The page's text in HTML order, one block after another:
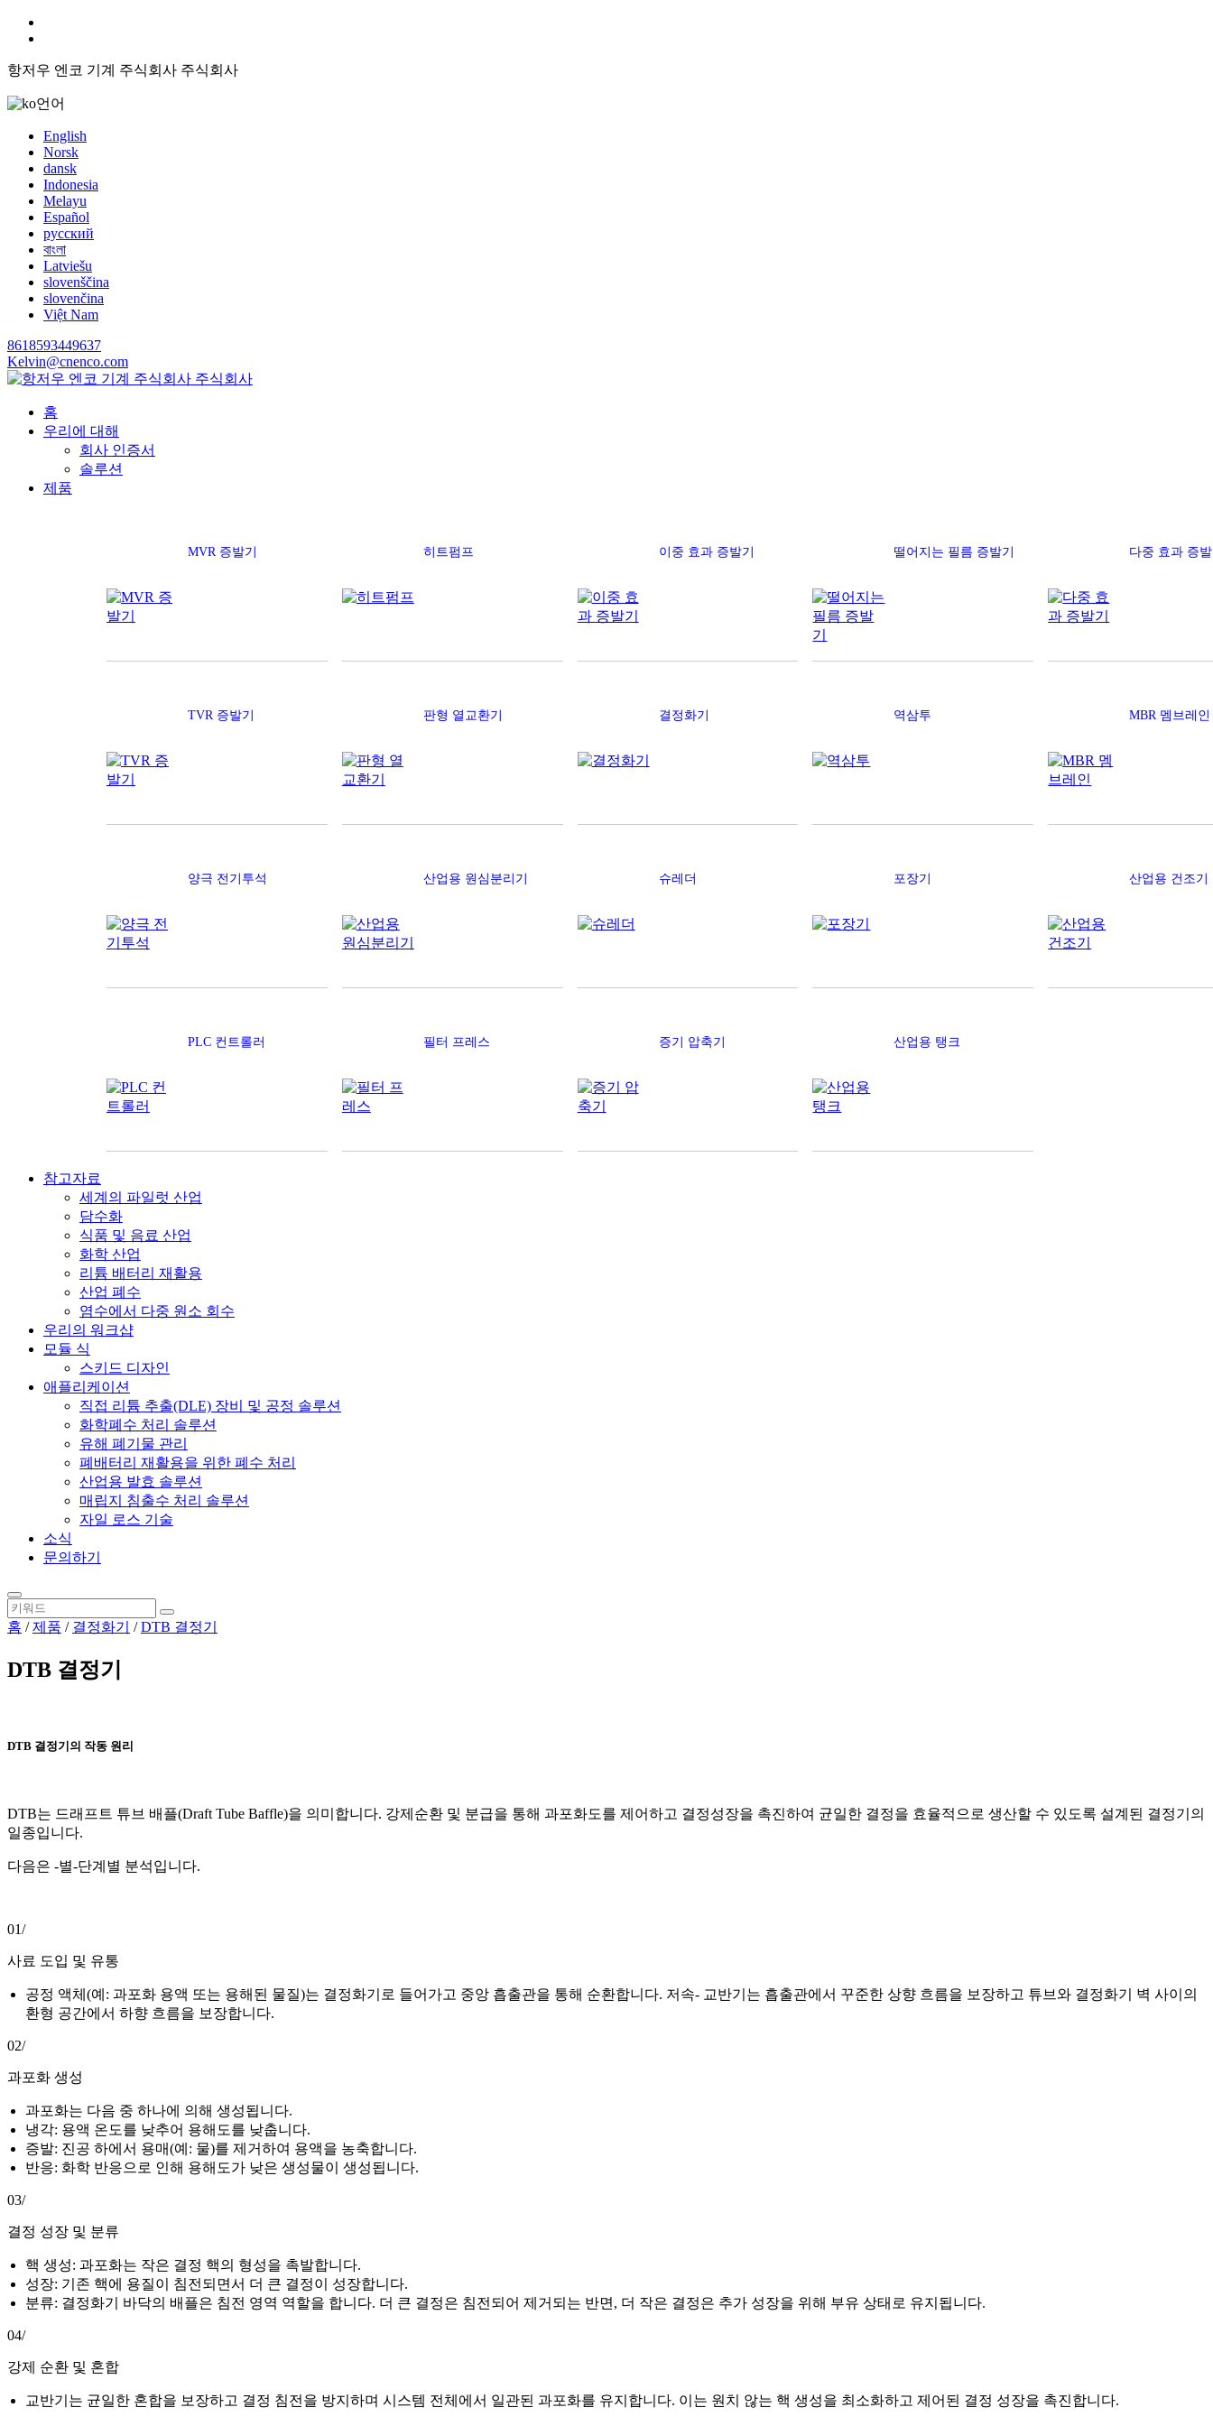
항저우 엔코 기계 주식회사 주식회사
언어
English
Norsk
dansk
Indonesia
Melayu
Español
русский
বাংলা
Latviešu
slovenščina
slovenčina
Việt Nam
8618593449637
Kelvin@cnenco.com
홈
우리에 대해
회사 인증서
솔루션
제품
MVR 증발기 히트펌프 이중 효과 증발기 떨어지는 필름 증발기 다중 효과 증
TVR 증발기 판형 열교환기 결정화기 역삼투 MBR 멤브레인
양극 전기투석 산업용 원심분리기 슈레더 포장기 산업용 건조기
PLC 컨트롤러 필터 프레스 증기 압축기 산업용 탱크
참고자료
세계의 파일럿 산업
담수화
식품 및 음료 산업
화학 산업
리튬 배터리 재활용
산업 폐수
염수에서 다중 원소 회수
우리의 워크샵
모듈 식
스키드 디자인
애플리케이션
직접 리튬 추출(DLE) 장비 및 공정 솔루션
화학폐수 처리 솔루션
유해 폐기물 관리
폐배터리 재활용을 위한 폐수 처리
산업용 발효 솔루션
매립지 침출수 처리 솔루션
자일 로스 기술
소식
문의하기
홈 /제품 / 결정화기 /DTB 결정기
DTB 결정기
DTB 결정기의 작동 원리
DTB는 드래프트 튜브 배플(Draft Tube Baffle)을 의미합니다. 강제순환 및 분급을 통해 과포화도를 제어하고 결정성장을 촉진하여 균일한 결정을 효율적으로 생산할 수 있도록 설계된 결정기의
일종입니다.
다음은 -별-단계별 분석입니다.
01/
사료 도입 및 유통
공정 액체(예: 과포화 용액 또는 용해된 물질)는 결정화기로 들어가고 중앙 흡출관을 통해 순환합니다. 저속- 교반기는 흡출관에서 꾸준한 상향 흐름을 보장하고 튜브와 결정화기 벽 사이의
환형 공간에서 하향 흐름을 보장합니다.
02/
과포화 생성
과포화는 다음 중 하나에 의해 생성됩니다.
냉각: 용액 온도를 낮추어 용해도를 낮춥니다.
증발: 진공 하에서 용매(예: 물)를 제거하여 용액을 농축합니다.
반응: 화학 반응으로 인해 용해도가 낮은 생성물이 생성됩니다.
03/
결정 성장 및 분류
핵 생성: 과포화는 작은 결정 핵의 형성을 촉발합니다.
성장: 기존 핵에 용질이 침전되면서 더 큰 결정이 성장합니다.
분류: 결정화기 바닥의 배플은 침전 영역 역할을 합니다. 더 큰 결정은 침전되어 제거되는 반면, 더 작은 결정은 추가 성장을 위해 부유 상태로 유지됩니다.
04/
강제 순환 및 혼합
교반기는 균일한 혼합을 보장하고 결정 침전을 방지하며 시스템 전체에서 일관된 과포화를 유지합니다. 이는 원치 않는 핵 생성을 최소화하고 제어된 결정 성장을 촉진합니다.